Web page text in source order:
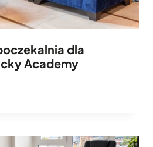
dla
Academy